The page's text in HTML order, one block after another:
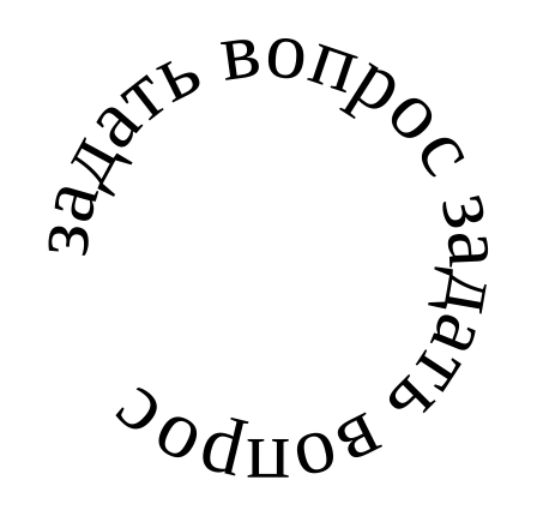
задать вопрос задать вопрос